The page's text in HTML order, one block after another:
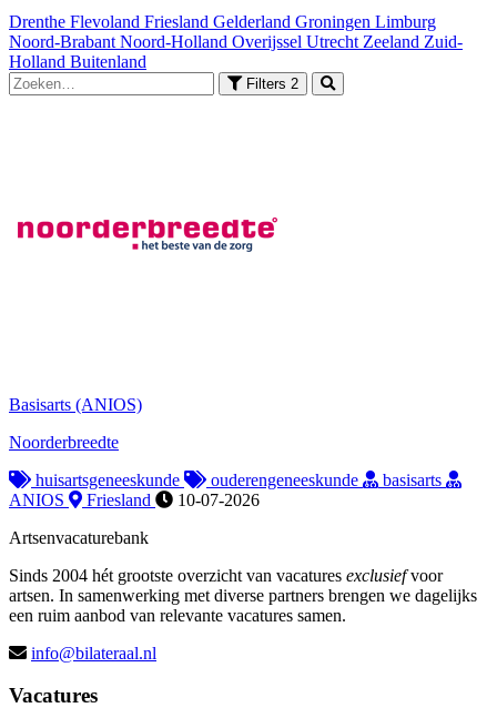
Drenthe Flevoland Friesland Gelderland Groningen Limburg
Noord-Brabant Noord-Holland Overijssel Utrecht Zeeland Zuid-
Holland Buitenland
Filters 2
Basisarts (ANIOS)
Noorderbreedte
huisartsgeneeskunde
ouderengeneeskunde
basisarts
ANIOS
Friesland
10-07-2026
Artsenvacaturebank
Sinds 2004 hét grootste overzicht van vacatures exclusiefvoor
artsen. In samenwerking met diverse partners brengen we dagelijks
een ruim aanbod van relevante vacatures samen.
info@bilateraal.nl
Vacatures